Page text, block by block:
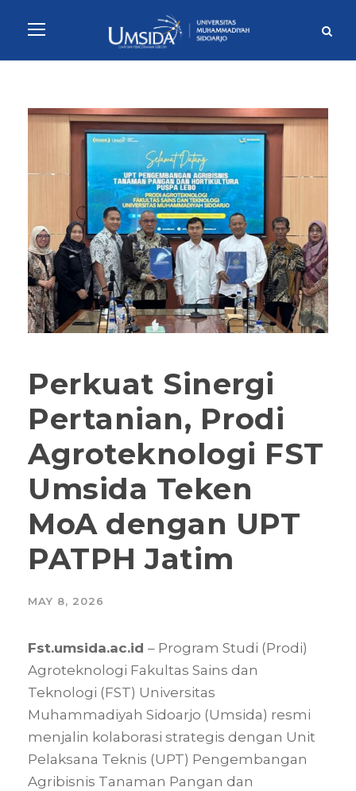
Perkuat Sinergi
Pertanian, Prodi
Agroteknologi FST
Umsida Teken
MoA dengan UPT
PATPH Jatim
MAY 8, 2026
Fst.umsida.ac.id – Program Studi (Prodi)
Agroteknologi Fakultas Sains dan
Teknologi (FST) Universitas
Muhammadiyah Sidoarjo (Umsida) resmi
menjalin kolaborasi strategis dengan Unit
Pelaksana Teknis (UPT) Pengembangan
Agribisnis Tanaman Pangan dan